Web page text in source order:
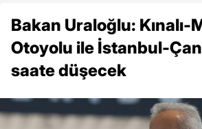
Bakan Uraloğlu: Kınalı-
Otoyolu ile İstanbul-
saate düşecek